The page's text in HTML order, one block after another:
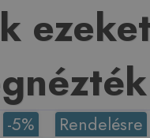
-5% Rendelésre